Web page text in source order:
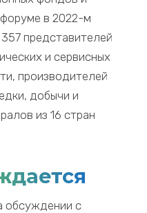
в 2022-м
представителей
и сервисных
производителей
добычи и
из 16 стран
обсуждении с